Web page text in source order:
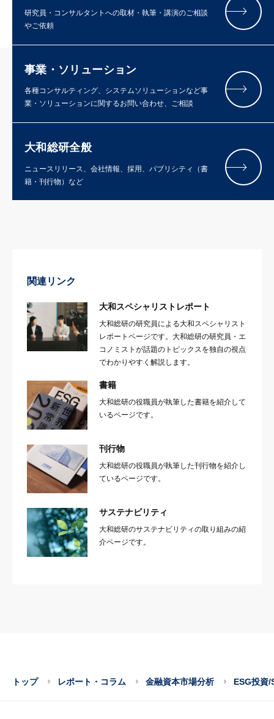
研究員・コンサルタントへの取材・執筆・講演のご相談
やご依頼
事業・ソリューション
各種コンサルティング、システムソリューションなど事
業・ソリューションに関するお問い合わせ、ご相談
大和総研全般
ニュースリリース、会社情報、採用、パブリシティ（書
籍・刊行物）など
関連リンク
大和スペシャリストレポート
大和総研の研究員による大和スペシャリスト
レポートページです。大和総研の研究員・エ
コノミストが話題のトピックスを独自の視点
でわかりやすく解説します。
書籍
大和総研の役職員が執筆した書籍を紹介して
いるページです。
刊行物
大和総研の役職員が執筆した刊行物を紹介し
ているページです。
サステナビリティ
大和総研のサステナビリティの取り組みの紹
介ページです。
トップ レポート・コラム 金融資本市場分析 ESG投資/